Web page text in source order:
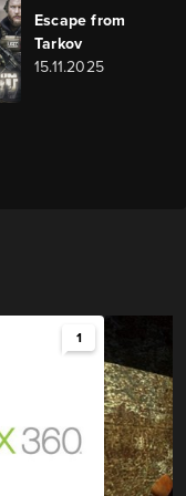
Escape from
Tarkov
15.11.2025
1